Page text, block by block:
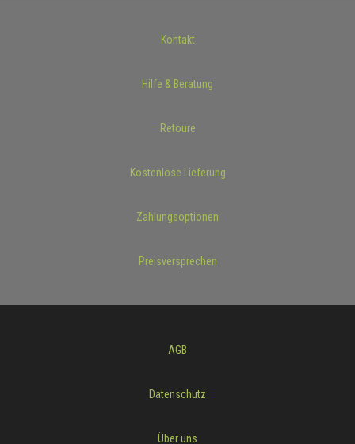
Kontakt
Hilfe & Beratung
Retoure
Kostenlose Lieferung
Zahlungsoptionen
Preisversprechen
AGB
Datenschutz
Über uns